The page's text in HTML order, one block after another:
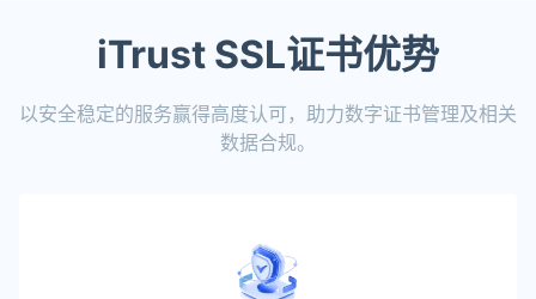
iTrust SSL证书优势
以安全稳定的服务赢得高度认可，助力数字证书管理及相关
数据合规。